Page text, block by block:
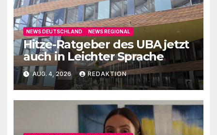
NEWS DEUTSCHLAND NEWS REGIONAL
Hitze-Ratgeber des UBA jetzt
auch in Leichter Sprache
AUG. 4, 2026 REDAKTION